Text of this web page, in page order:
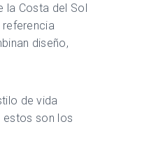
la Costa del Sol
diseño,
de vida
estos son los